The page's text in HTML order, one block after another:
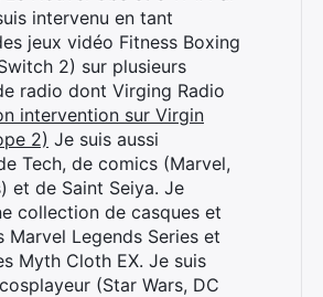
intervenu en tant
jeux vidéo Fitness Boxing
2) sur plusieurs
radio dont Virging Radio
intervention sur Virgin
2) Je suis aussi
Tech, de comics (Marvel,
et de Saint Seiya. Je
collection de casques et
Marvel Legends Series et
Myth Cloth EX. Je suis
(Star Wars, DC